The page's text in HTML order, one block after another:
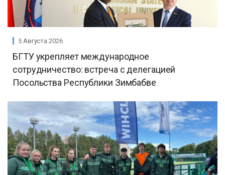
5 Августа 2026
БГТУ укрепляет международное
сотрудничество: встреча с делегацией
Посольства Республики Зимбабве